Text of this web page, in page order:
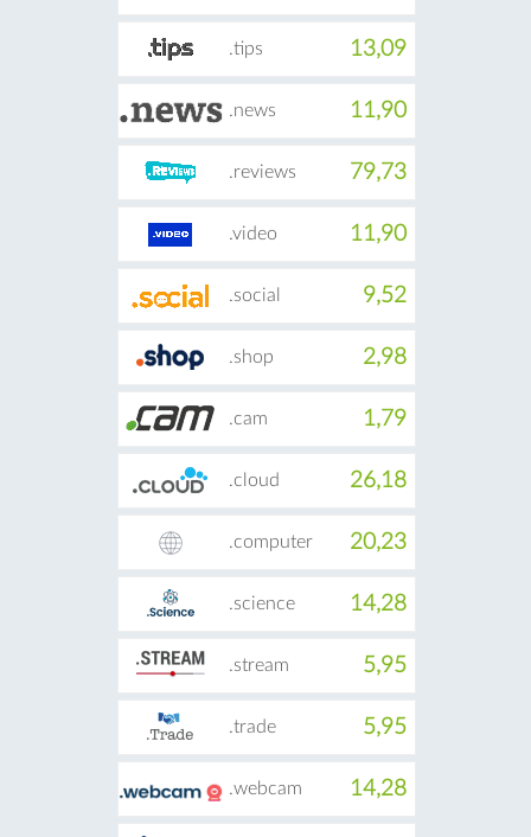
.tips 13,09
.news 11,90
.reviews 79,73
.video 11,90
.social 9,52
.shop 2,98
.cam 1,79
.cloud 26,18
.computer 20,23
.science 14,28
.stream 5,95
.trade 5,95
.webcam 14,28